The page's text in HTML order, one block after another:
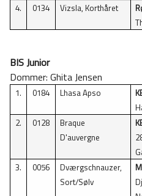
4.
0134 Vizsla, Korthåret
BIS Junior
Dommer: Ghita Jensen
1. 0184 Lhasa Apso
2.
0128
Braque
D'auvergne
3.
0056
Dværgschnauzer,
Sort/Sølv